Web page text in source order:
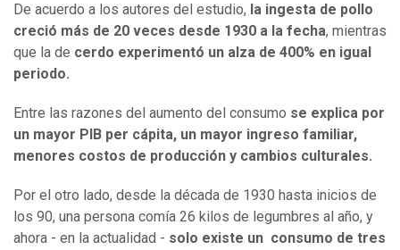
De acuerdo a los autores del estudio, la ingesta de pollo
creció más de 20 veces desde 1930 a la fecha, mientras
que la de cerdo experimentó un alza de 400% en igual
periodo.
Entre las razones del aumento del consumo se explica por
un mayor PIB per cápita, un mayor ingreso familiar,
menores costos de producción y cambios culturales.
Por el otro lado, desde la década de 1930 hasta inicios de
los 90, una persona comía 26 kilos de legumbres al año, y
ahora - en la actualidad - solo existe un consumo de tres